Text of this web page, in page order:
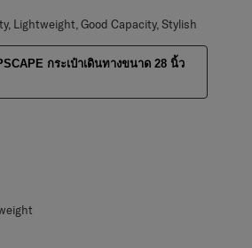
Lightweight, Good Capacity, Stylish
กระเป๋าเดินทางขนาด 28 นิ้ว